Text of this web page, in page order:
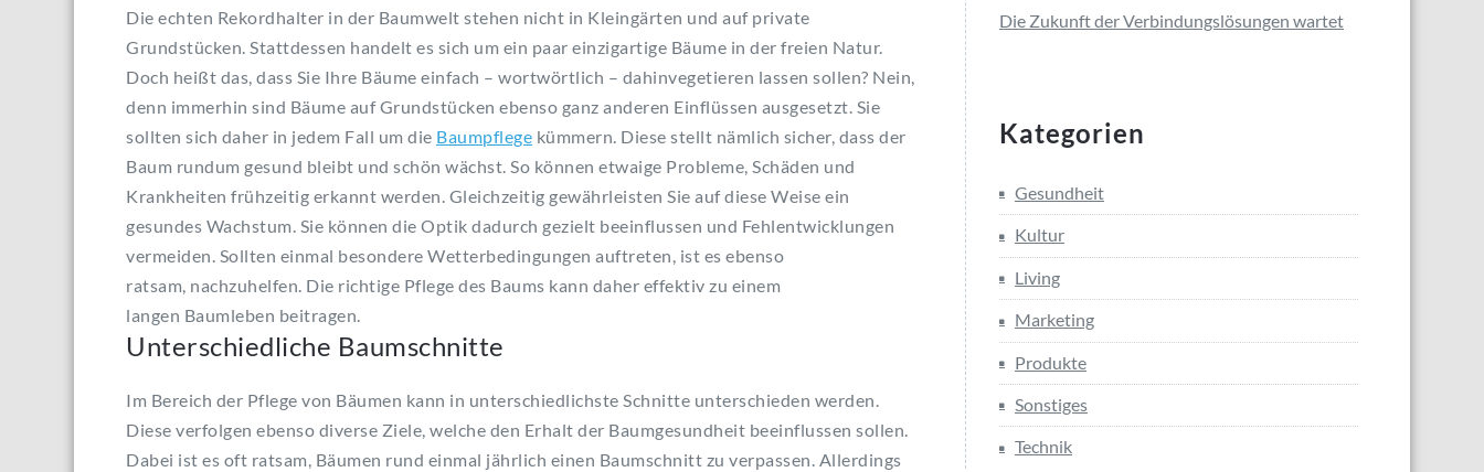
Die echten Rekordhalter in der Baumwelt stehen nicht in Kleingärten und auf private
Grundstücken. Stattdessen handelt es sich um ein paar einzigartige Bäume in der freien Natur.
Doch heißt das, dass Sie Ihre Bäume einfach – wortwörtlich – dahinvegetieren lassen sollen? Nein,
denn immerhin sind Bäume auf Grundstücken ebenso ganz anderen Einflüssen ausgesetzt. Sie
sollten sich daher in jedem Fall um die Baumpflege kümmern. Diese stellt nämlich sicher, dass der
Baum rundum gesund bleibt und schön wächst. So können etwaige Probleme, Schäden und
Krankheiten frühzeitig erkannt werden. Gleichzeitig gewährleisten Sie auf diese Weise ein
gesundes Wachstum. Sie können die Optik dadurch gezielt beeinflussen und Fehlentwicklungen
vermeiden. Sollten einmal besondere Wetterbedingungen auftreten, ist es ebenso
ratsam, nachzuhelfen. Die richtige Pflege des Baums kann daher effektiv zu einem
langen Baumleben beitragen.
Unterschiedliche Baumschnitte
Im Bereich der Pflege von Bäumen kann in unterschiedlichste Schnitte unterschieden werden.
Diese verfolgen ebenso diverse Ziele, welche den Erhalt der Baumgesundheit beeinflussen sollen.
Dabei ist es oft ratsam, Bäumen rund einmal jährlich einen Baumschnitt zu verpassen. Allerdings
Die Zukunft der Verbindungslösungen wartet
Kategorien
Gesundheit
Kultur
Living
Marketing
Produkte
Sonstiges
Technik